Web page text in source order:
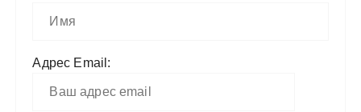
Адрес Email: